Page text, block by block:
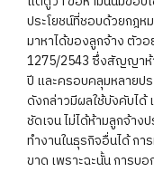
ประโยชน์ที่ชอบด้วยกฎห
มาหาได้ของลูกจ้าง ตัว
1275/2543 ซึ่งสัญญาห้
ปี และครอบคลุมหลายป
ดังกล่าวมีผลใช้บังคับได้
ชัดเจน ไม่ได้ห้ามลูกจ้า
ทำงานในธุรกิจอื่นได้ กา
ขาด เพราะฉะนั้น การบอ